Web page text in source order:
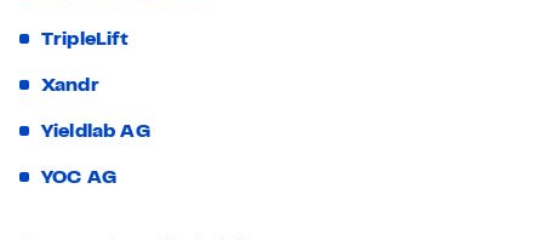
TripleLift
Xandr
Yieldlab AG
YOC AG